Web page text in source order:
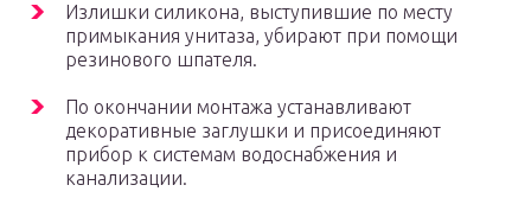
Излишки силикона, выступившие по месту
примыкания унитаза, убирают при помощи
резинового шпателя.
По окончании монтажа устанавливают
декоративные заглушки и присоединяют
прибор к системам водоснабжения и
канализации.